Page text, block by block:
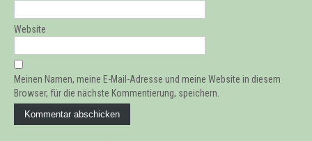
Website
Meinen Namen, meine E-Mail-Adresse und meine Website in diesem
Browser, für die nächste Kommentierung, speichern.